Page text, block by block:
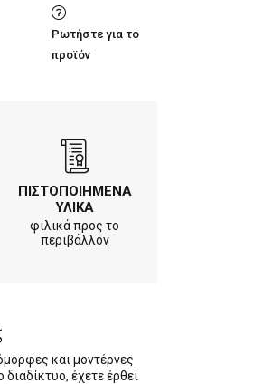
Ρωτήστε για το
προϊόν
ΠΙΣΤΟΠΟΙΗΜΕΝΑ
ΥΛΙΚΑ
φιλικά προς το
περιβάλλον
και μοντέρνες
διαδίκτυο, έχετε έρθει